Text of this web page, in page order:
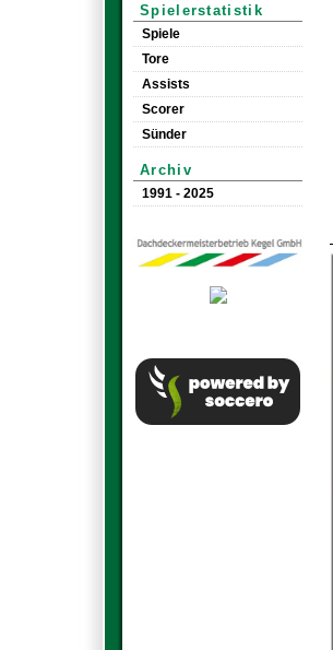
Spielerstatistik
Spiele
Tore
Assists
Scorer
Sünder
Archiv
1991 - 2025